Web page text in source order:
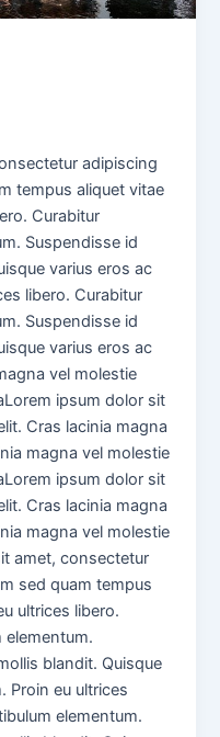
adipiscing
tempus aliquet vitae
Curabitur
Suspendisse id
varius eros ac
libero. Curabitur
Suspendisse id
varius eros ac
vel molestie
ipsum dolor sit
Cras lacinia magna
magna vel molestie
ipsum dolor sit
Cras lacinia magna
magna vel molestie
amet, consectetur
sed quam tempus
ultrices libero.
elementum.
blandit. Quisque
Proin eu ultrices
elementum.